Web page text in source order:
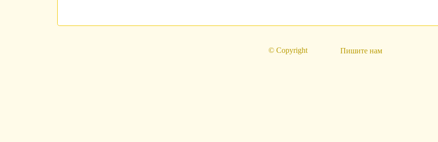
© Copyright Пишите нам